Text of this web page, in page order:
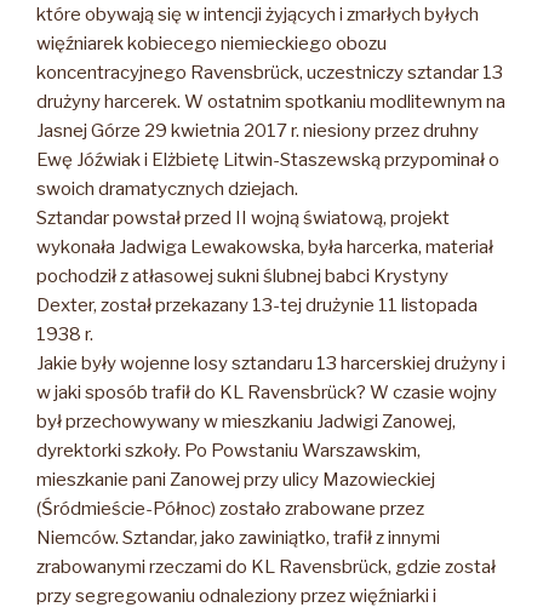
które obywają się w intencji żyjących i zmarłych byłych
więźniarek kobiecego niemieckiego obozu
koncentracyjnego Ravensbrück, uczestniczy sztandar 13
drużyny harcerek. W ostatnim spotkaniu modlitewnym na
Jasnej Górze 29 kwietnia 2017 r. niesiony przez druhny
Ewę Jóźwiak i Elżbietę Litwin-Staszewską przypominał o
swoich dramatycznych dziejach.
Sztandar powstał przed II wojną światową, projekt
wykonała Jadwiga Lewakowska, była harcerka, materiał
pochodził z atłasowej sukni ślubnej babci Krystyny
Dexter, został przekazany 13-tej drużynie 11 listopada
1938 r.
Jakie były wojenne losy sztandaru 13 harcerskiej drużyny i
w jaki sposób trafił do KL Ravensbrück? W czasie wojny
był przechowywany w mieszkaniu Jadwigi Zanowej,
dyrektorki szkoły. Po Powstaniu Warszawskim,
mieszkanie pani Zanowej przy ulicy Mazowieckiej
(Śródmieście-Północ) zostało zrabowane przez
Niemców. Sztandar, jako zawiniątko, trafił z innymi
zrabowanymi rzeczami do KL Ravensbrück, gdzie został
przy segregowaniu odnaleziony przez więźniarki i